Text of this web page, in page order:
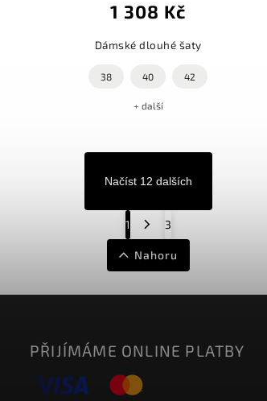
1 308 Kč
Dámské dlouhé šaty
38 40 42
+ další
Načíst 12 dalších
1 3
Nahoru
PŘIJÍMÁME ONLINE PLATBY